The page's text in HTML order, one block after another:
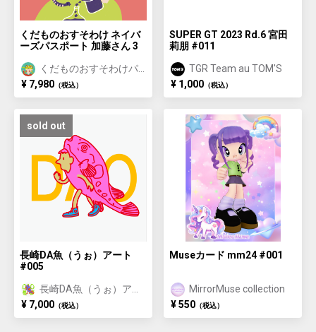
くだものおすそわけ ネイバ
ーズパスポート 加藤さん 3
くだものおすそわけパ
スポート
¥ 7,980 （税込）
SUPER GT 2023 Rd.6 宮田
莉朋 #011
TGR Team au TOM'S
¥ 1,000 （税込）
sold out
長崎DA魚（うぉ）アート
#005
長崎DA魚（うぉ）アー
ト/長崎おさかな体験特
典付き
¥ 7,000 （税込）
Museカード mm24 #001
MirrorMuse collection
¥ 550 （税込）